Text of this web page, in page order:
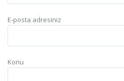
E-posta adresiniz
Konu